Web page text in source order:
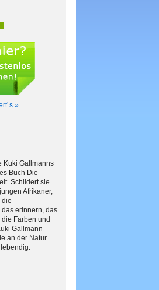
»
Kuki Gallmanns
Buch Die
Schildert sie
Afrikaner,
die
erinnern, das
Farben und
Gallmann
an der Natur.